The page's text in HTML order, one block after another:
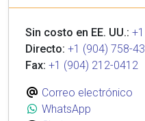
Sin costo en EE. UU.:
Directo: +1 (904) 758-
Fax: +1 (904) 212-0412
Correo electrónico
WhatsApp